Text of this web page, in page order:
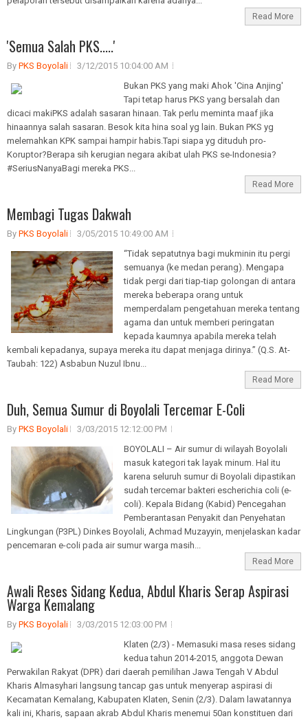
Read More
'Semua Salah PKS.....'
By PKS Boyolali
3/12/2015 10:04:00 AM
Bukan PKS yang maki Ahok 'Cina Anjing'
Tapi tetap harus PKS yang bersalah dan
dicaci makiPKS adalah sasaran hinaan. Tak perlu meminta maaf jika
hinaannya salah sasaran. Besok kita hina soal yg lain. Bukan PKS yg
melemahkan KPK sampai hampir habis.Tapi siapa yg dituduh pro-
Koruptor?Berapa sih kerugian negara akibat ulah PKS se-Indonesia?
#SeriusNanyaBagi mereka PKS...
Read More
Membagi Tugas Dakwah
By PKS Boyolali
3/05/2015 10:49:00 AM
“Tidak sepatutnya bagi mukminin itu pergi
semuanya (ke medan perang). Mengapa
tidak pergi dari tiap-tiap golongan di antara
mereka beberapa orang untuk
memperdalam pengetahuan mereka tentang
agama dan untuk memberi peringatan
kepada kaumnya apabila mereka telah
kembali kepadanya, supaya mereka itu dapat menjaga dirinya.” (Q.S. At-
Taubah: 122) Asbabun Nuzul Ibnu...
Read More
Duh, Semua Sumur di Boyolali Tercemar E-Coli
By PKS Boyolali
3/03/2015 12:12:00 PM
BOYOLALI – Air sumur di wilayah Boyolali
masuk kategori tak layak minum. Hal itu
karena seluruh sumur di Boyolali dipastikan
sudah tercemar bakteri escherichia coli (e-
coli). Kepala Bidang (Kabid) Pencegahan
Pemberantasan Penyakit dan Penyehatan
Lingkungan (P3PL) Dinkes Boyolali, Achmad Muzayyin, menjelaskan kadar
pencemaran e-coli pada air sumur warga masih...
Read More
Awali Reses Sidang Kedua, Abdul Kharis Serap Aspirasi
Warga Kemalang
By PKS Boyolali
3/03/2015 12:03:00 PM
Klaten (2/3) - Memasuki masa reses sidang
kedua tahun 2014-2015, anggota Dewan
Perwakilan Rakyat (DPR) dari daerah pemilihan Jawa Tengah V Abdul
Kharis Almasyhari langsung tancap gas untuk menyerap aspirasi di
Kecamatan Kemalang, Kabupaten Klaten, Senin (2/3). Dalam lawatannya
kali ini, Kharis, sapaan akrab Abdul Kharis menemui 50an konstituen dari